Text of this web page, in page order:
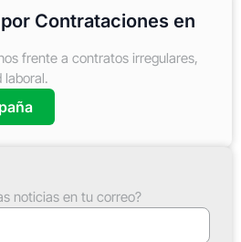
Contrataciones en
frente a contratos irregulares,
laboral.
noticias en tu correo?